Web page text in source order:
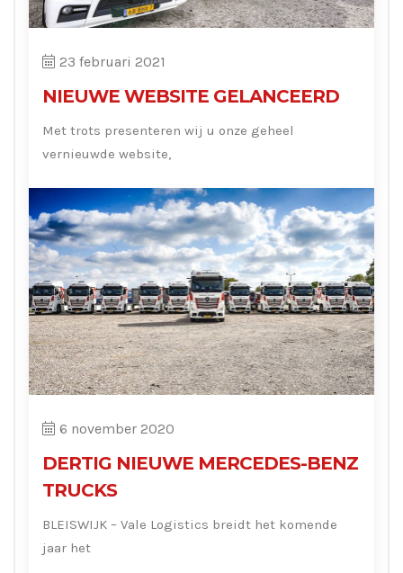
23 februari 2021
NIEUWE WEBSITE GELANCEERD
Met trots presenteren wij u onze geheel
vernieuwde website,
6 november 2020
DERTIG NIEUWE MERCEDES-BENZ
TRUCKS
BLEISWIJK – Vale Logistics breidt het komende
jaar het